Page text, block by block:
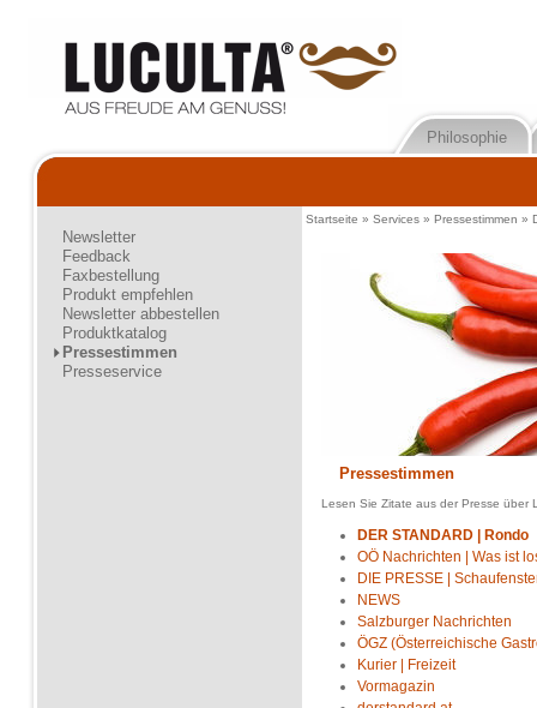
Philosophie
Newsletter
Feedback
Faxbestellung
Produkt empfehlen
Newsletter abbestellen
Produktkatalog
Pressestimmen
Presseservice
Startseite » Services» Pressestimmen »
Pressestimmen
Lesen Sie Zitate aus der Presse über
DER STANDARD | Rondo
OÖ Nachrichten | Was ist
DIE PRESSE |
NEWS
Salzburger Nachrichten
ÖGZ (Österreichische
Kurier | Freizeit
Vormagazin